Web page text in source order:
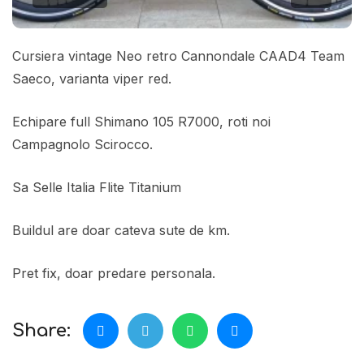
Cursiera vintage Neo retro Cannondale CAAD4 Team
Saeco, varianta viper red.
Echipare full Shimano 105 R7000, roti noi
Campagnolo Scirocco.
Sa Selle Italia Flite Titanium
Buildul are doar cateva sute de km.
Pret fix, doar predare personala.
Share: